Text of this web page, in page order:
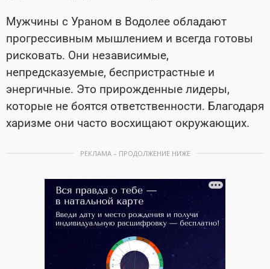
Мужчины с Ураном в Водолее обладают
прогрессивным мышлением и всегда готовы
рисковать. Они независимые,
непредсказуемые, беспристрастные и
энергичные. Это прирожденные лидеры,
которые не боятся ответственности. Благодаря
харизме они часто восхищают окружающих.
РЕКЛАМА – ПРОДОЛЖЕНИЕ НИЖЕ